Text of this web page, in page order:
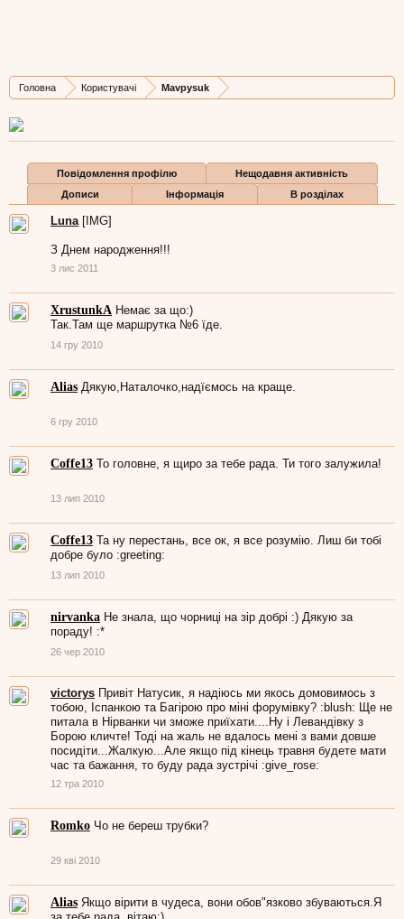
Головна Користувачі Mavpysuk
Дописів
1.745
Карма
9.863
Бали
113
Повідомлення профілю
Нещодавня активність
Дописи
Інформація В розділах
Luna [IMG]
З Днем народження!!!
3 лис 2011
XrustunkA Немає за що:)
Так.Там ще маршрутка №6 їде.
14 гру 2010
Alias Дякую,Наталочко,надїємось на краще.
6 гру 2010
Coffe13 То головне, я щиро за тебе рада. Ти того залужила!
13 лип 2010
Coffe13 Та ну перестань, все ок, я все розумію. Лиш би тобі
добре було :greeting:
13 лип 2010
nirvanka Не знала, що чорниці на зір добрі :) Дякую за
пораду! :*
26 чер 2010
victorys Привіт Натусик, я надіюсь ми якось домовимось з
тобою, Іспанкою та Багірою про міні форумівку? :blush: Ще не
питала в Нірванки чи зможе приїхати....Ну і Левандівку з
Борою кличте! Тоді на жаль не вдалось мені з вами довше
посидіти...Жалкую...Але якщо під кінець травня будете мати
час та бажання, то буду рада зустрічі :give_rose:
12 тра 2010
Romko Чо не береш трубки?
29 кві 2010
Alias Якщо вірити в чудеса, вони обов"язково збуваються.Я